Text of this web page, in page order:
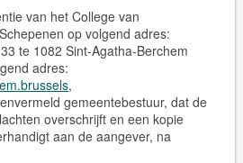
van het College van
op volgend adres:
te 1082 Sint-Agatha-Berchem
adres:
,
gemeentebestuur, dat de
overschrijft en een kopie
aan de aangever, na